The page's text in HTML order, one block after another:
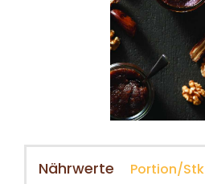
Nährwerte
Portion/Stk